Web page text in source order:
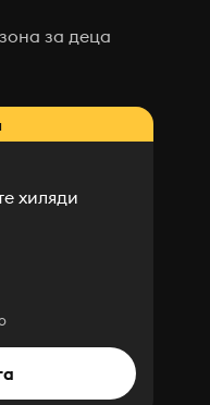
за деца
хиляди